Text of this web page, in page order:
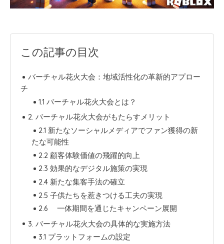
この記事の目次
バーチャル花火大会：地域活性化の革新的アプロー
チ
1.1 バーチャル花火大会とは？
2. バーチャル花火大会がもたらすメリット
2.1 新たなソーシャルメディアでファン獲得の新
たな可能性
2.2 顧客体験価値の飛躍的向上
2.3 効果的なデジタル施策の実現
2.4 新たな集客手法の確立
2.5 子供たちを惹きつける工夫の実現
2.6 一体期間を通じたキャンペーン展開
3. バーチャル花火大会の具体的な実施方法
3.1 プラットフォームの設定